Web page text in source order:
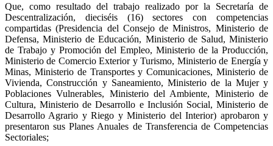
Que, como resultado del trabajo realizado por la Secretaría de
Descentralización, dieciséis (16) sectores con competencias
compartidas (Presidencia del Consejo de Ministros, Ministerio de
Defensa, Ministerio de Educación, Ministerio de Salud, Ministerio
de Trabajo y Promoción del Empleo, Ministerio de la Producción,
Ministerio de Comercio Exterior y Turismo, Ministerio de Energía y
Minas, Ministerio de Transportes y Comunicaciones, Ministerio de
Vivienda, Construcción y Saneamiento, Ministerio de la Mujer y
Poblaciones Vulnerables, Ministerio del Ambiente, Ministerio de
Cultura, Ministerio de Desarrollo e Inclusión Social, Ministerio de
Desarrollo Agrario y Riego y Ministerio del Interior) aprobaron y
presentaron sus Planes Anuales de Transferencia de Competencias
Sectoriales;